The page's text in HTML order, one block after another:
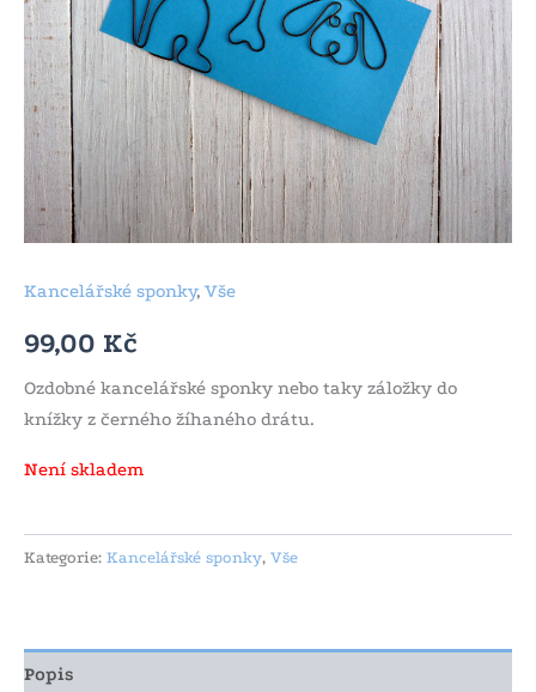
Kancelářské sponky, Vše
99,00 Kč
Ozdobné kancelářské sponky nebo taky záložky do
knížky z černého žíhaného drátu.
Není skladem
Kategorie: Kancelářské sponky, Vše
Popis